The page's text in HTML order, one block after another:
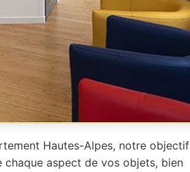
Hautes-Alpes, notre objectif
aspect de vos objets, bien